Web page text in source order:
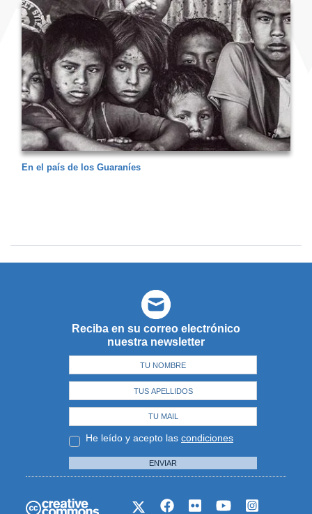
En el país de los Guaraníes
Reciba en su correo electrónico
nuestra newsletter
He leído y acepto las condiciones
ENVIAR